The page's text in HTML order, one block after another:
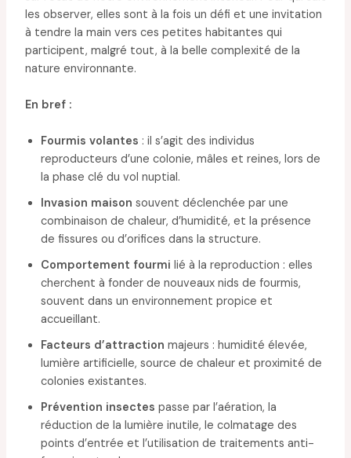
les observer, elles sont à la fois un défi et une invitation
à tendre la main vers ces petites habitantes qui
participent, malgré tout, à la belle complexité de la
nature environnante.
En bref :
Fourmis volantes : il s’agit des individus
reproducteurs d’une colonie, mâles et reines, lors de
la phase clé du vol nuptial.
Invasion maison souvent déclenchée par une
combinaison de chaleur, d’humidité, et la présence
de fissures ou d’orifices dans la structure.
Comportement fourmi lié à la reproduction : elles
cherchent à fonder de nouveaux nids de fourmis,
souvent dans un environnement propice et
accueillant.
Facteurs d’attraction majeurs : humidité élevée,
lumière artificielle, source de chaleur et proximité de
colonies existantes.
Prévention insectes passe par l’aération, la
réduction de la lumière inutile, le colmatage des
points d’entrée et l’utilisation de traitements anti-